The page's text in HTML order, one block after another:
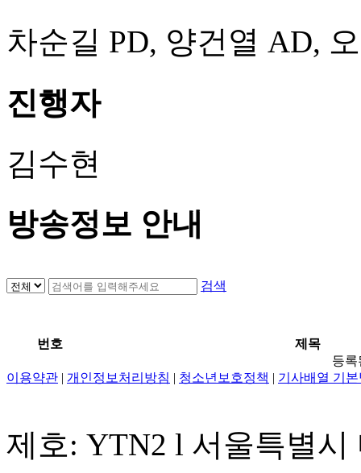
차순길 PD, 양건열 AD,
진행자
김수현
방송정보 안내
검색
번호
제목
등록
이용약관 | 개인정보처리방침 | 청소년보호정책 | 기사배열 기
제호: YTN2 l 서울특별